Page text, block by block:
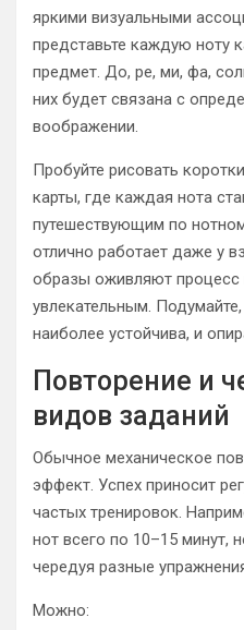
яркими визуальными
представьте каждую ноту
предмет. До, ре, ми, фа,
них будет связана с
воображении.
Пробуйте рисовать
карты, где каждая нота
путешествующим по
отлично работает даже у
образы оживляют процесс
увлекательным.
наиболее устойчива, и
Повторение и
видов заданий
Обычное механическое
эффект. Успех приносит
частых тренировок.
нот всего по 10–15 минут,
чередуя разные
Можно: